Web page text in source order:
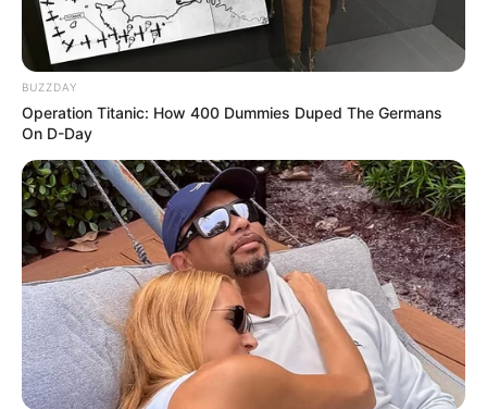
BUZZDAY
Operation Titanic: How 400 Dummies Duped The Germans
On D-Day